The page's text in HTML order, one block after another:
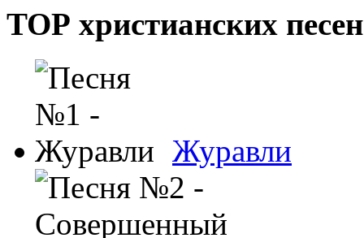
ТОР христианских песен
Журавли